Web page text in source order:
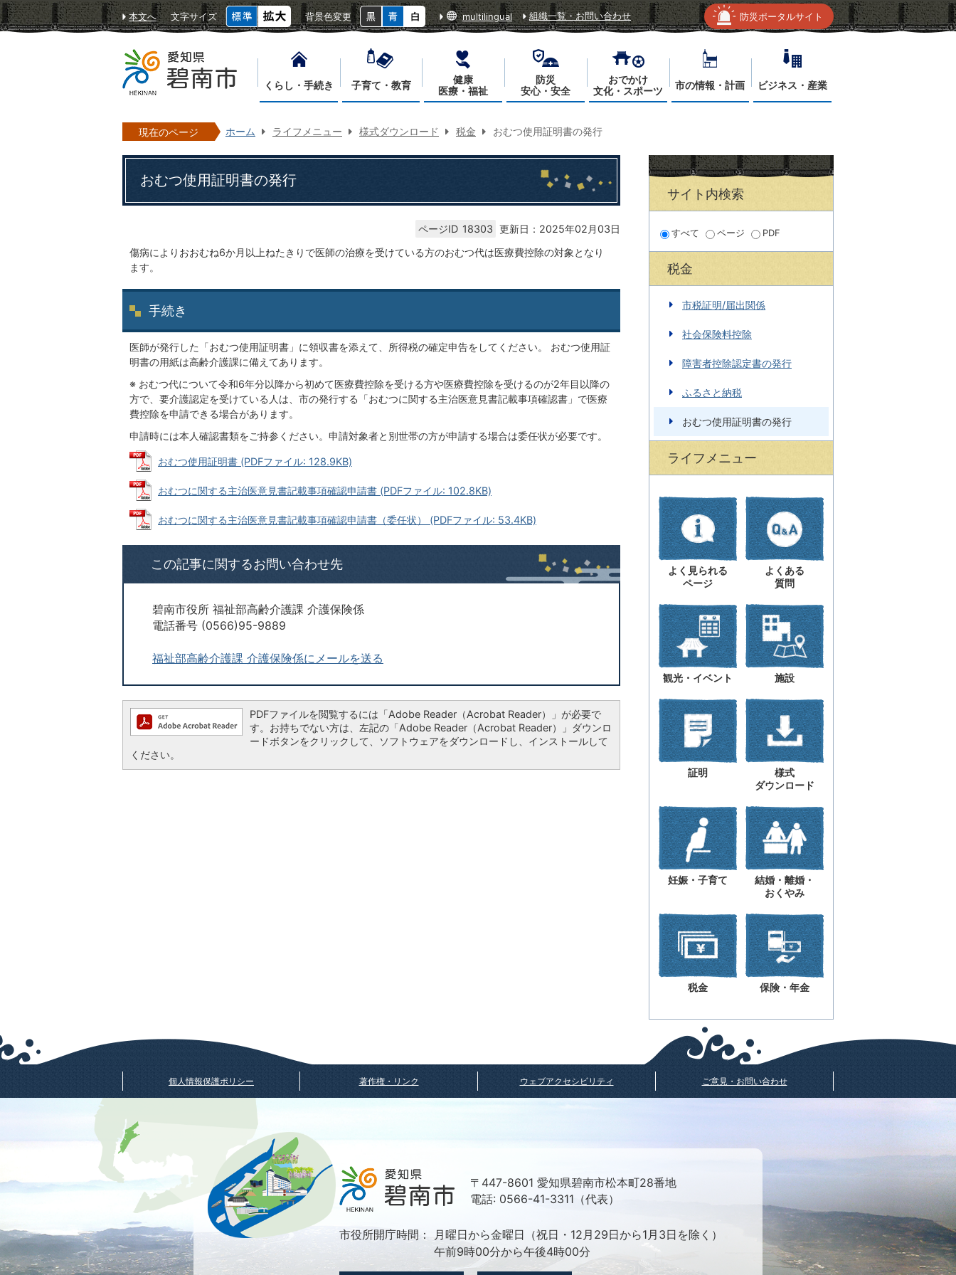
本文へ 文字サイズ 背景色変更 multilingual 組織一覧・お問い合わせ 防災ポータルサイト
くらし・手続き 子育て・教育
健康
医療・福祉
防災
安心・安全
おでかけ
文化・スポーツ
市の情報・計画 ビジネス・産業
現在のページ ホーム ライフメニュー 様式ダウンロード 税金 おむつ使用証明書の発行
おむつ使用証明書の発行
ページID 18303 更新日：2025年02月03日
傷病によりおおむね6か月以上ねたきりで医師の治療を受けている方のおむつ代は医療費控除の対象となり
ます。
手続き
医師が発行した「おむつ使用証明書」に領収書を添えて、所得税の確定申告をしてください。 おむつ使用証
明書の用紙は高齢介護課に備えてあります。
※ おむつ代について令和6年分以降から初めて医療費控除を受ける方や医療費控除を受けるのが2年目以降の
方で、要介護認定を受けている人は、市の発行する「おむつに関する主治医意見書記載事項確認書」で医療
費控除を申請できる場合があります。
申請時には本人確認書類をご持参ください。申請対象者と別世帯の方が申請する場合は委任状が必要です。
おむつ使用証明書 (PDFファイル: 128.9KB)
おむつに関する主治医意見書記載事項確認申請書 (PDFファイル: 102.8KB)
おむつに関する主治医意見書記載事項確認申請書（委任状） (PDFファイル: 53.4KB)
この記事に関するお問い合わせ先
碧南市役所 福祉部高齢介護課 介護保険係
電話番号 (0566)95-9889
福祉部高齢介護課 介護保険係にメールを送る
PDFファイルを閲覧するには「Adobe Reader（Acrobat Reader）」が必要で
す。お持ちでない方は、左記の「Adobe Reader（Acrobat Reader）」ダウンロ
ードボタンをクリックして、ソフトウェアをダウンロードし、インストールして
ください。
サイト内検索
すべて ページ PDF
税金
市税証明/届出関係
社会保険料控除
障害者控除認定書の発行
ふるさと納税
おむつ使用証明書の発行
ライフメニュー
よく見られる
ページ
よくある
質問
観光・イベント 施設
証明
様式
ダウンロード
妊娠・子育て
結婚・離婚・
おくやみ
税金 保険・年金
個人情報保護ポリシー 著作権・リンク ウェブアクセシビリティ ご意見・お問い合わせ
〒447-8601 愛知県碧南市松本町28番地
電話: 0566-41-3311（代表）
市役所開庁時間：
月曜日から金曜日（祝日・12月29日から1月3日を除く）
午前9時00分から午後4時00分